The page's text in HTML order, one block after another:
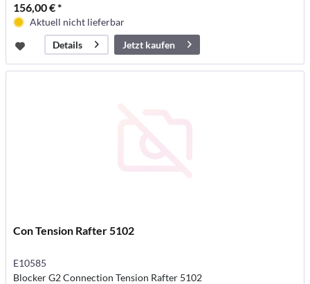
156,00 € *
Aktuell nicht lieferbar
Details
Jetzt kaufen
Con Tension Rafter 5102
E10585
Blocker G2 Connection Tension Rafter 5102